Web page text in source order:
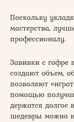
Поскольку
мастерства,
профессионалу.
Завивки с гофре
создают объем,
позволяют
помощью
держатся долгое
шедевры можно